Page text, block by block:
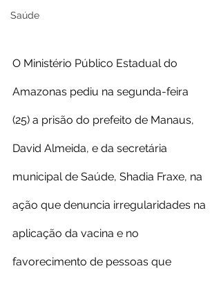
Saúde
O Ministério Público Estadual do
Amazonas pediu na segunda-feira
(25) a prisão do prefeito de Manaus,
David Almeida, e da secretária
municipal de Saúde, Shadia Fraxe, na
ação que denuncia irregularidades na
aplicação da vacina e no
favorecimento de pessoas que